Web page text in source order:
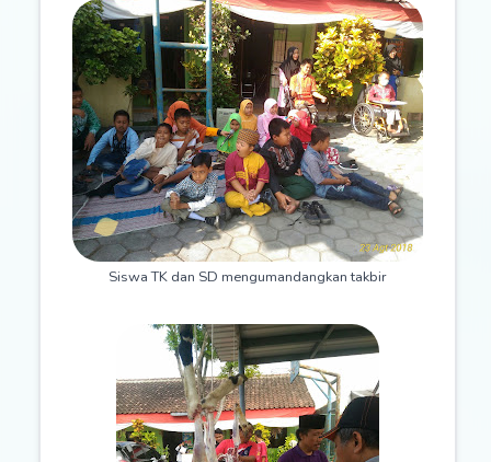
Siswa TK dan SD mengumandangkan takbir